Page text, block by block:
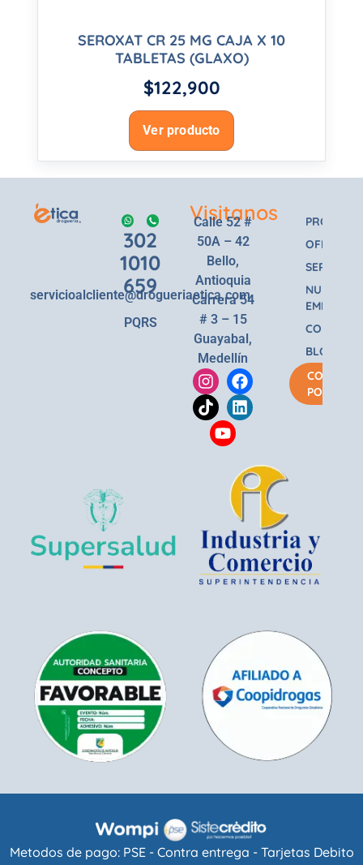
SEROXAT CR 25 MG CAJA X 10
TABLETAS (GLAXO)
$122,900
Ver producto
302
1010
659
servicioalcliente@drogueriaetica.com
PQRS
Visitanos
Calle 52 #
50A – 42
Bello,
Antioquia
Carrera 54
# 3 – 15
Guayabal,
Medellín
OFERTAS
SERVICIOS
NUESTRA
EMPRESA
BLOG
COMPRA
POR
Metodos de pago: PSE - Contra entrega - Tarjetas Debito